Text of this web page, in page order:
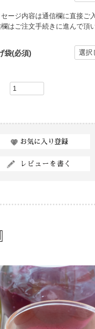
セージ内容は通信欄に直接ご
はご注文手続きに進んで頂
袋(必須)
お気に入り登録
レビューを書く